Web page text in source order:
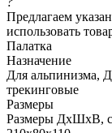
Предлагаем
использовать
Палатка
Назначение
Для альпинизма,
трекинговые
Размеры
Размеры ДхШхВ,